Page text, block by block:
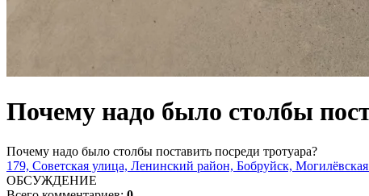
Почему надо было столбы
Почему надо было столбы поставить посреди тротуара?
179, Советская улица, Ленинский район, Бобруйск, Могилёвская
ОБСУЖДЕНИЕ